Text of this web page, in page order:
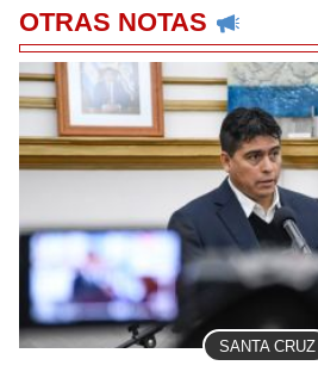
OTRAS NOTAS
SANTA CRUZ